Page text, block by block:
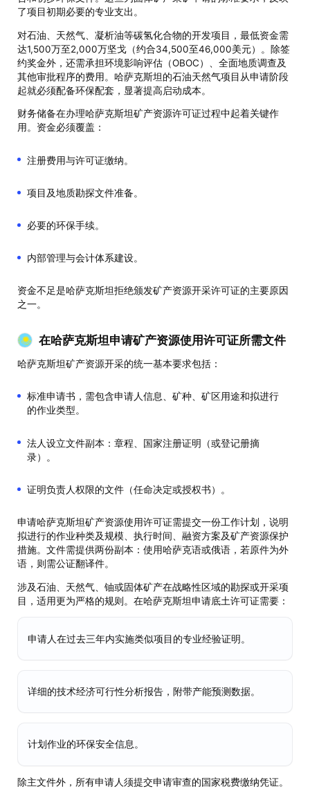
了项目初期必要的专业支出。
对石油、天然气、凝析油等碳氢化合物的开发项目，最低资金需
达1,500万至2,000万坚戈（约合34,500至46,000美元）。除签
约奖金外，还需承担环境影响评估（ОВОС）、全面地质调查及
其他审批程序的费用。哈萨克斯坦的石油天然气项目从申请阶段
起就必须配备环保配套，显著提高启动成本。
财务储备在办理哈萨克斯坦矿产资源许可证过程中起着关键作
用。资金必须覆盖：
注册费用与许可证缴纳。
项目及地质勘探文件准备。
必要的环保手续。
内部管理与会计体系建设。
资金不足是哈萨克斯坦拒绝颁发矿产资源开采许可证的主要原因
之一。
在哈萨克斯坦申请矿产资源使用许可证所需文件
哈萨克斯坦矿产资源开采的统一基本要求包括：
标准申请书，需包含申请人信息、矿种、矿区用途和拟进行
的作业类型。
法人设立文件副本：章程、国家注册证明（或登记册摘
录）。
证明负责人权限的文件（任命决定或授权书）。
申请哈萨克斯坦矿产资源使用许可证需提交一份工作计划，说明
拟进行的作业种类及规模、执行时间、融资方案及矿产资源保护
措施。文件需提供两份副本：使用哈萨克语或俄语，若原件为外
语，则需公证翻译件。
涉及石油、天然气、铀或固体矿产在战略性区域的勘探或开采项
目，适用更为严格的规则。在哈萨克斯坦申请底土许可证需要：
申请人在过去三年内实施类似项目的专业经验证明。
详细的技术经济可行性分析报告，附带产能预测数据。
计划作业的环保安全信息。
除主文件外，所有申请人须提交申请审查的国家税费缴纳凭证。